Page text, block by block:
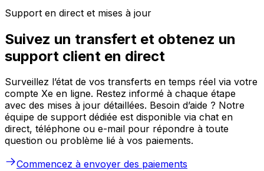
Support en direct et mises à jour
Suivez un transfert et obtenez un
support client en direct
Surveillez l’état de vos transferts en temps réel via votre
compte Xe en ligne. Restez informé à chaque étape
avec des mises à jour détaillées. Besoin d’aide ? Notre
équipe de support dédiée est disponible via chat en
direct, téléphone ou e-mail pour répondre à toute
question ou problème lié à vos paiements.
Commencez à envoyer des paiements